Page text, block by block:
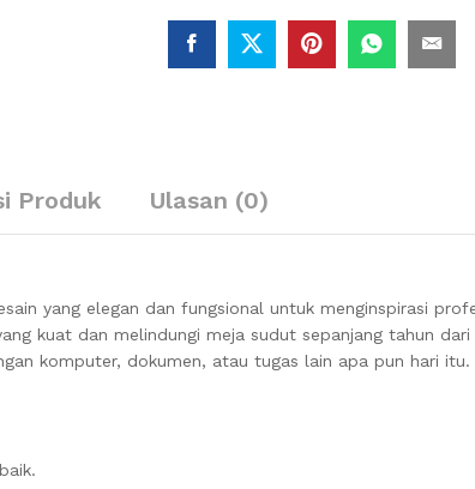
Produk Ulasan (0)
yang elegan dan fungsional untuk menginspirasi
kuat dan melindungi meja sudut sepanjang tahun dari
komputer, dokumen, atau tugas lain apa pun hari itu.